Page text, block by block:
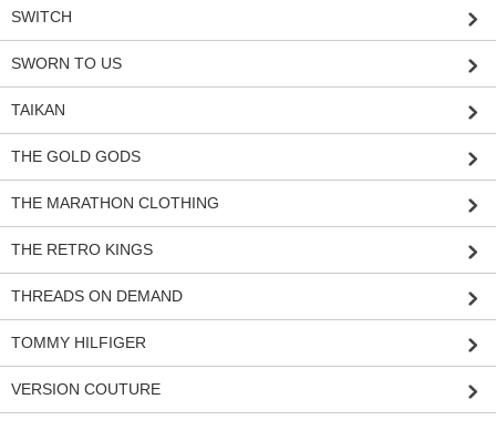
SWITCH
SWORN TO US
TAIKAN
THE GOLD GODS
THE MARATHON CLOTHING
THE RETRO KINGS
THREADS ON DEMAND
TOMMY HILFIGER
VERSION COUTURE